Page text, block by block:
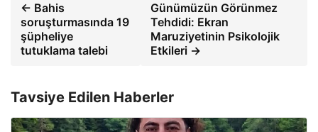
← Bahis
soruşturmasında 19
şüpheliye
tutuklama talebi
Günümüzün Görünmez
Tehdidi: Ekran
Maruziyetinin Psikolojik
Etkileri →
Tavsiye Edilen Haberler